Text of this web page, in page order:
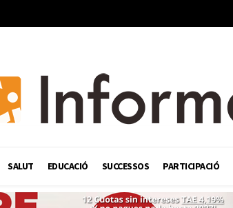
SALUT EDUCACIÓ SUCCESSOS PARTICIPACIÓ